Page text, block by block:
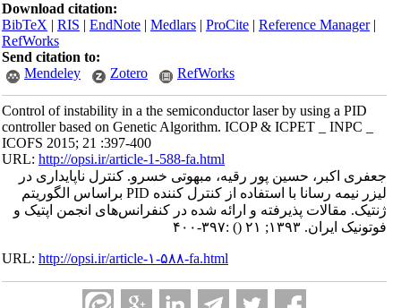
Download citation:
BibTeX|RIS|EndNote|Medlars|ProCite|Reference Manager
RefWorks
Send citation to:
Mendeley
Zotero RefWorks
Control of instability in a the semiconductor laser by using a PID
controller based on Genetic Algorithm. ICOP & ICPET _ INPC _
ICOFS 2015; 21 :397-400
URL:http://opsi.ir/article-1-588-fa.html
جعفری اکبر، حسین پور رقیه، مبهوتی خسرو. کنترل ناپایداری در
لیزر نیمه رسانا با استفاده از کنترل کننده PID براساس الگوریتم
ژنتیک. مقالات پذیرفته و ارائه شده در کنفرانس‌های انجمن اپتیک و
فوتونیک ایران. ۱۳۹۳; ۲۱
() :۳۹۷-۴۰۰
URL:http://opsi.ir/article-۱-۵۸۸-fa.html